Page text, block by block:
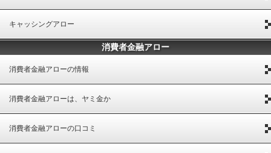
キャッシングアロー
消費者金融アロー
消費者金融アローの情報
消費者金融アローは、ヤミ金か
消費者金融アローの口コミ